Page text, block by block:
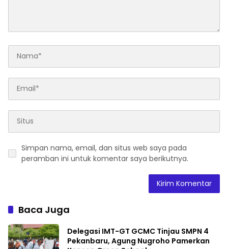
Simpan nama, email, dan situs web saya pada
peramban ini untuk komentar saya berikutnya.
Baca Juga
Delegasi IMT-GT GCMC Tinjau SMPN 4
Pekanbaru, Agung Nugroho Pamerkan